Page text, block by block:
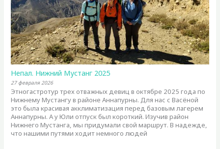
Непал. Нижний Мустанг 2025
27 февраля 2026
Этногастротур трех отважных девиц в октябре 2025 года по
Нижнему Мустангу в районе Аннапурны. Для нас с Васёной
это была красивая акклиматизация перед базовым лагерем
Аннапурны. А у Юли отпуск был короткий. Изучив район
Нижнего Мустанга, мы придумали свой маршрут. В надежде,
что нашими путями ходит немного людей